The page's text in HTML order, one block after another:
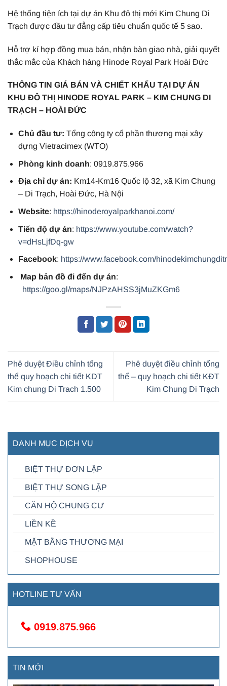
Hệ thống tiện ích tại dự án Khu đô thị mới Kim Chung Di
Trạch được đầu tư đẳng cấp tiêu chuẩn quốc tế 5 sao.
Hỗ trợ kí hợp đồng mua bán, nhận bàn giao nhà, giải quyết
thắc mắc của Khách hàng Hinode Royal Park Hoài Đức
THÔNG TIN GIÁ BÁN VÀ CHIẾT KHẤU TẠI DỰ ÁN
KHU ĐÔ THỊ HINODE ROYAL PARK – KIM CHUNG DI
TRẠCH – HOÀI ĐỨC
Chủ đầu tư: Tổng công ty cổ phần thương mại xây
dựng Vietracimex (WTO)
Phòng kinh doanh: 0919.875.966
Địa chỉ dự án: Km14-Km16 Quốc lộ 32, xã Kim Chung
– Di Trạch, Hoài Đức, Hà Nội
Website: https://hinoderoyalparkhanoi.com/
Tiến độ dự án: https://www.youtube.com/watch?
v=dHsLjfDq-gw
Facebook: https://www.facebook.com/
Map bản đồ đi đến dự án:
https://goo.gl/maps/NJPzAHSS3jMuZKGm6
Phê duyệt Điều chỉnh tổng
thể quy hoạch chi tiết KDT
Kim chung Di Trach 1.500
Phê duyệt điều chỉnh tổng
thể – quy hoạch chi tiết KĐT
Kim Chung Di Trạch
DANH MỤC DỊCH VỤ
BIỆT THỰ ĐƠN LẬP
BIỆT THỰ SONG LẬP
CĂN HỘ CHUNG CƯ
LIỀN KỀ
MẶT BẰNG THƯƠNG MẠI
SHOPHOUSE
HOTLINE TƯ VẤN
0919.875.966
TIN MỚI